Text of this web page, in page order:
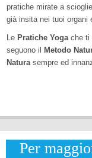
pratiche mirate a
già insita nei tuoi organi
Le Pratiche Yogache ti
seguono il
Metodo
Naturasempre ed
Per